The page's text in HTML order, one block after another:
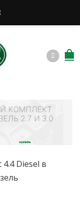
купить
Diesel в